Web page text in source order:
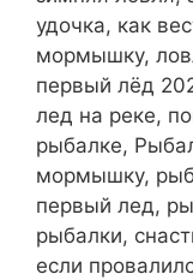
удочка, как
мормышку,
первый лёд
лед на реке,
рыбалке,
мормышку,
первый лед,
рыбалки,
если